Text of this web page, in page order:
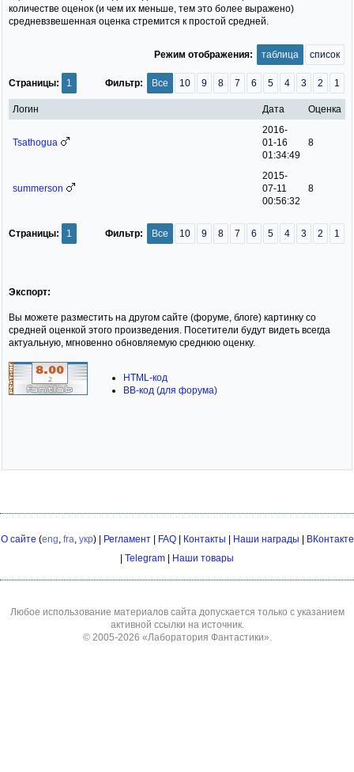
количестве оценок (и чем их меньше, тем это более выражено)
средневзвешенная оценка стремится к простой средней.
Режим отображения: таблица список
Все 10 9 8 7 6 5 4 3 2 1
Фильтр:
Страницы: 1
Логин Дата Оценка
Tsathogua
2016-
01-16
01:34:49
8
summerson
2015-
07-11
00:56:32
8
Все 10 9 8 7 6 5 4 3 2 1
Фильтр:
Страницы: 1
Экспорт:
Вы можете разместить на другом сайте (форуме, блоге) картинку со
средней оценкой этого произведения. Посетители будут видеть всегда
актуальную, мгновенно обновляемую среднюю оценку.
HTML-код
BB-код (для форума)
О сайте (eng fra укр) | Регламент| FAQ| Контакты | Наши награды | ВКонтакте
| Telegram | Наши товары
Любое использование материалов сайта допускается только с указанием
активной ссылки на источник.
© 2005-2026 «Лаборатория Фантастики»